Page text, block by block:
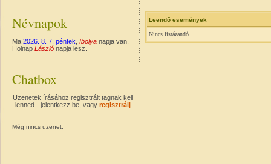
Névnapok
Ma 2026. 8. 7, péntek Ibolya napja van.
Holnap László napja lesz.
Chatbox
Üzenetek írásához regisztrált tagnak kell
lenned - jelentkezz be, vagy regisztrálj
Még nincs üzenet.
Leendõ események
Nincs listázandó.